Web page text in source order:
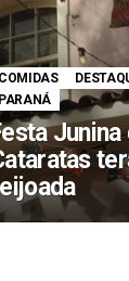
COMIDAS
PARANÁ